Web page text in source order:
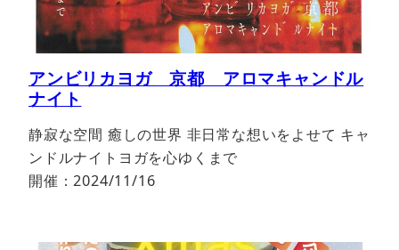
アンビリカヨガ 京都 アロマキャンドル
ナイト
静寂な空間 癒しの世界 非日常な想いをよせて キャ
ンドルナイトヨガを心ゆくまで
開催：2024/11/16